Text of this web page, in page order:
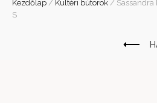
Kezdőlap / Kültéri bútorok /
S